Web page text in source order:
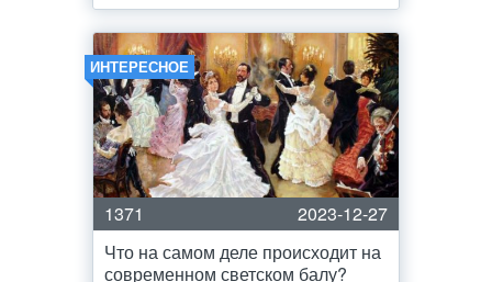
ИНТЕРЕСНОЕ
1371
2023-12-27
Что на самом деле происходит на
современном светском балу?